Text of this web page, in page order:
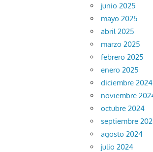
junio 2025
mayo 2025
abril 2025
marzo 2025
febrero 2025
enero 2025
diciembre 2024
noviembre
octubre 2024
septiembre
agosto 2024
julio 2024